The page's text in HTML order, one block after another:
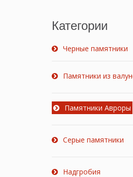
Категории
Черные памятники
Памятники из
Памятники Авроры
Серые памятники
Надгробия